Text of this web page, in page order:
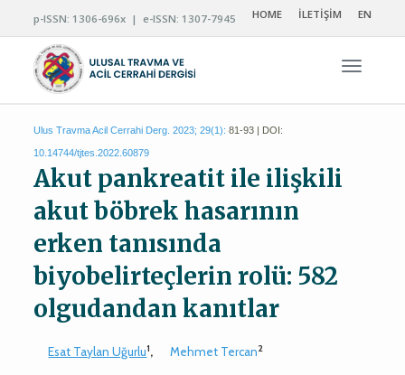
p-ISSN: 1306-696x | e-ISSN: 1307-7945 HOME İLETİŞİM EN
Ulus Travma Acil Cerrahi Derg. 2023; 29(1): 81-93 | DOI:
10.14744/tjtes.2022.60879
Akut pankreatit ile ilişkili
akut böbrek hasarının
erken tanısında
biyobelirteçlerin rolü: 582
olgudandan kanıtlar
Esat Taylan Uğurlu1, Mehmet Tercan2